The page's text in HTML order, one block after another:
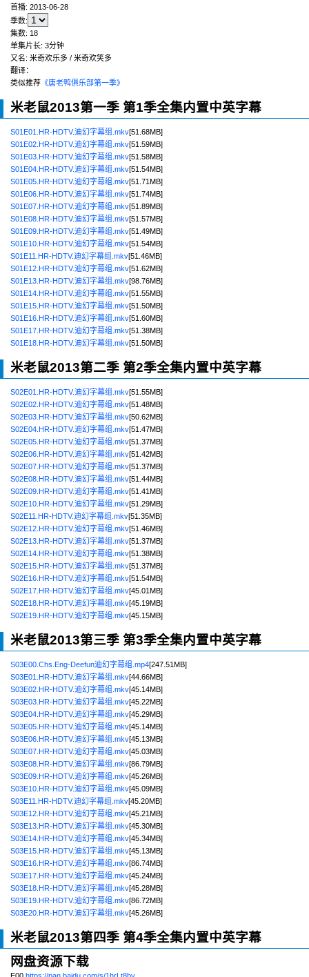
首播: 2013-06-28
季数:
集数: 18
单集片长: 3分钟
又名: 米奇欢乐多 / 米奇欢笑多
翻译：
类似推荐 《唐老鸭俱乐部第一季》
米老鼠2013第一季 第1季全集内置中英字幕
S01E01.HR-HDTV.迪幻字幕组.mkv[51.68MB]
S01E02.HR-HDTV.迪幻字幕组.mkv[51.59MB]
S01E03.HR-HDTV.迪幻字幕组.mkv[51.58MB]
S01E04.HR-HDTV.迪幻字幕组.mkv[51.54MB]
S01E05.HR-HDTV.迪幻字幕组.mkv[51.71MB]
S01E06.HR-HDTV.迪幻字幕组.mkv[51.74MB]
S01E07.HR-HDTV.迪幻字幕组.mkv[51.89MB]
S01E08.HR-HDTV.迪幻字幕组.mkv[51.57MB]
S01E09.HR-HDTV.迪幻字幕组.mkv[51.49MB]
S01E10.HR-HDTV.迪幻字幕组.mkv[51.54MB]
S01E11.HR-HDTV.迪幻字幕组.mkv[51.46MB]
S01E12.HR-HDTV.迪幻字幕组.mkv[51.62MB]
S01E13.HR-HDTV.迪幻字幕组.mkv[98.76MB]
S01E14.HR-HDTV.迪幻字幕组.mkv[51.55MB]
S01E15.HR-HDTV.迪幻字幕组.mkv[51.50MB]
S01E16.HR-HDTV.迪幻字幕组.mkv[51.60MB]
S01E17.HR-HDTV.迪幻字幕组.mkv[51.38MB]
S01E18.HR-HDTV.迪幻字幕组.mkv[51.50MB]
米老鼠2013第二季 第2季全集内置中英字幕
S02E01.HR-HDTV.迪幻字幕组.mkv[51.55MB]
S02E02.HR-HDTV.迪幻字幕组.mkv[51.48MB]
S02E03.HR-HDTV.迪幻字幕组.mkv[50.62MB]
S02E04.HR-HDTV.迪幻字幕组.mkv[51.47MB]
S02E05.HR-HDTV.迪幻字幕组.mkv[51.37MB]
S02E06.HR-HDTV.迪幻字幕组.mkv[51.42MB]
S02E07.HR-HDTV.迪幻字幕组.mkv[51.37MB]
S02E08.HR-HDTV.迪幻字幕组.mkv[51.44MB]
S02E09.HR-HDTV.迪幻字幕组.mkv[51.41MB]
S02E10.HR-HDTV.迪幻字幕组.mkv[51.29MB]
S02E11.HR-HDTV.迪幻字幕组.mkv[51.35MB]
S02E12.HR-HDTV.迪幻字幕组.mkv[51.46MB]
S02E13.HR-HDTV.迪幻字幕组.mkv[51.37MB]
S02E14.HR-HDTV.迪幻字幕组.mkv[51.38MB]
S02E15.HR-HDTV.迪幻字幕组.mkv[51.37MB]
S02E16.HR-HDTV.迪幻字幕组.mkv[51.54MB]
S02E17.HR-HDTV.迪幻字幕组.mkv[45.01MB]
S02E18.HR-HDTV.迪幻字幕组.mkv[45.19MB]
S02E19.HR-HDTV.迪幻字幕组.mkv[45.15MB]
米老鼠2013第三季 第3季全集内置中英字幕
S03E00.Chs.Eng-Deefun迪幻字幕组.mp4[247.51MB]
S03E01.HR-HDTV.迪幻字幕组.mkv[44.66MB]
S03E02.HR-HDTV.迪幻字幕组.mkv[45.14MB]
S03E03.HR-HDTV.迪幻字幕组.mkv[45.22MB]
S03E04.HR-HDTV.迪幻字幕组.mkv[45.29MB]
S03E05.HR-HDTV.迪幻字幕组.mkv[45.14MB]
S03E06.HR-HDTV.迪幻字幕组.mkv[45.13MB]
S03E07.HR-HDTV.迪幻字幕组.mkv[45.03MB]
S03E08.HR-HDTV.迪幻字幕组.mkv[86.79MB]
S03E09.HR-HDTV.迪幻字幕组.mkv[45.26MB]
S03E10.HR-HDTV.迪幻字幕组.mkv[45.09MB]
S03E11.HR-HDTV.迪幻字幕组.mkv[45.20MB]
S03E12.HR-HDTV.迪幻字幕组.mkv[45.21MB]
S03E13.HR-HDTV.迪幻字幕组.mkv[45.30MB]
S03E14.HR-HDTV.迪幻字幕组.mkv[45.34MB]
S03E15.HR-HDTV.迪幻字幕组.mkv[45.13MB]
S03E16.HR-HDTV.迪幻字幕组.mkv[86.74MB]
S03E17.HR-HDTV.迪幻字幕组.mkv[45.24MB]
S03E18.HR-HDTV.迪幻字幕组.mkv[45.28MB]
S03E19.HR-HDTV.迪幻字幕组.mkv[86.72MB]
S03E20.HR-HDTV.迪幻字幕组.mkv[45.26MB]
米老鼠2013第四季 第4季全集内置中英字幕
网盘资源下载